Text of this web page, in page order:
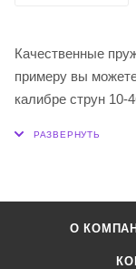
Качественные
примеру вы
калибре струн
О